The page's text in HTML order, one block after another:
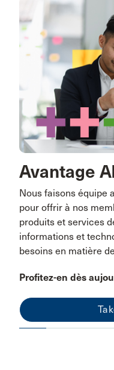
Avantage
Nous faisons équipe
pour offrir à nos
produits et services
informations et
besoins en matière
Profitez-en dès